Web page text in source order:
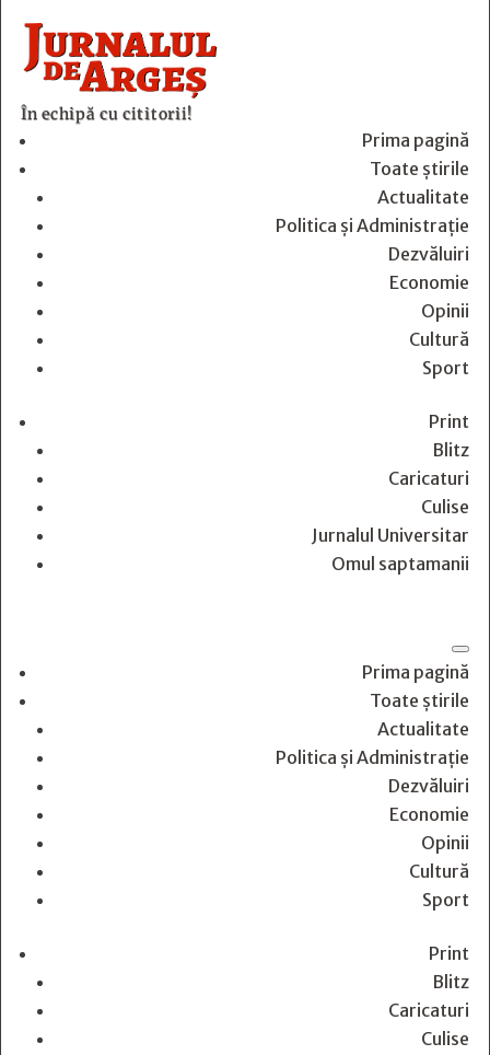
În echipă cu cititorii!
Prima pagină
Toate știrile
Actualitate
Politica și Administrație
Dezvăluiri
Economie
Opinii
Cultură
Sport
Print
Blitz
Caricaturi
Culise
Jurnalul Universitar
Omul saptamanii
Prima pagină
Toate știrile
Actualitate
Politica și Administrație
Dezvăluiri
Economie
Opinii
Cultură
Sport
Print
Blitz
Caricaturi
Culise